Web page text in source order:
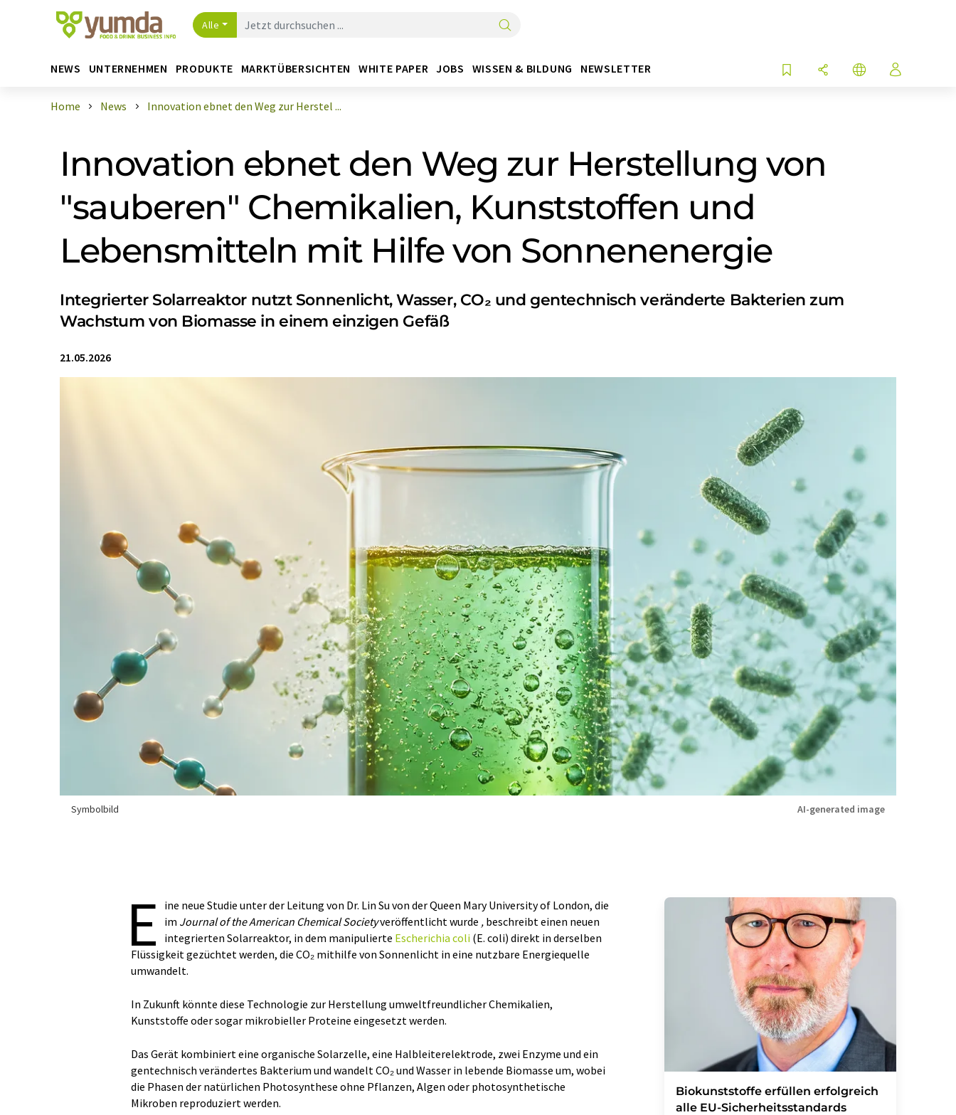
Alle
NEWS UNTERNEHMEN PRODUKTE MARKTÜBERSICHTEN WHITE PAPER JOBS WISSEN & BILDUNG NEWSLETTER
Home News Innovation ebnet den Weg zur Herstel ...
Innovation ebnet den Weg zur Herstellung von
"sauberen" Chemikalien, Kunststoffen und
Lebensmitteln mit Hilfe von Sonnenenergie
Integrierter Solarreaktor nutzt Sonnenlicht, Wasser, CO₂ und gentechnisch veränderte Bakterien zum
Wachstum von Biomasse in einem einzigen Gefäß
21.05.2026
Symbolbild AI-generated image
E
ine neue Studie unter der Leitung von Dr. Lin Su von der Queen Mary University of London, die
im Journal of the American Chemical Societyveröffentlicht wurde , beschreibt einen neuen
integrierten Solarreaktor, in dem manipulierte Escherichia coli (E. coli) direkt in derselben
Flüssigkeit gezüchtet werden, die CO₂ mithilfe von Sonnenlicht in eine nutzbare Energiequelle
umwandelt.
In Zukunft könnte diese Technologie zur Herstellung umweltfreundlicher Chemikalien,
Kunststoffe oder sogar mikrobieller Proteine eingesetzt werden.
Das Gerät kombiniert eine organische Solarzelle, eine Halbleiterelektrode, zwei Enzyme und ein
gentechnisch verändertes Bakterium und wandelt CO₂ und Wasser in lebende Biomasse um, wobei
die Phasen der natürlichen Photosynthese ohne Pflanzen, Algen oder photosynthetische
Mikroben reproduziert werden.
Biokunststoffe erfüllen erfolgreich
alle EU-Sicherheitsstandards